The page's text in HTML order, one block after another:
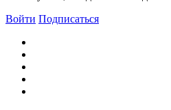
Войти Подписаться